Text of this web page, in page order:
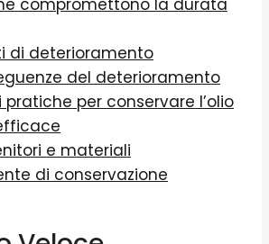
compromettono la durata
di deterioramento
del deterioramento
pratiche per conservare l’olio
e materiali
di conservazione